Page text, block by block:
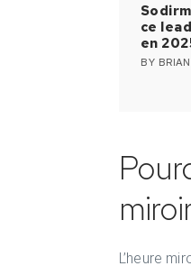
ce
en
BY
L’heure